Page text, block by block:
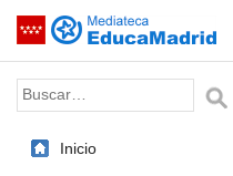
Saltar navegación
Palabra o frase:
Inicio